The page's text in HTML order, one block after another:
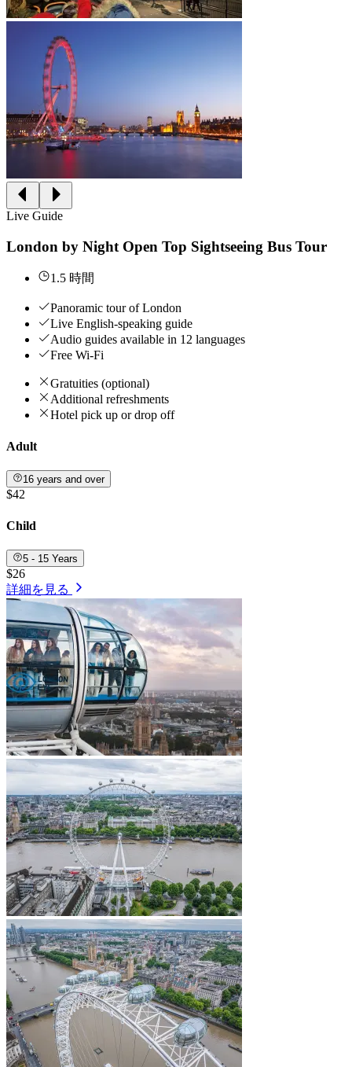
Live Guide
London by Night Open Top Sightseeing Bus Tour
1.5 時間
Panoramic tour of London
Live English-speaking guide
Audio guides available in 12 languages
Free Wi-Fi
Gratuities (optional)
Additional refreshments
Hotel pick up or drop off
Adult
16 years and over
$42
Child
5 - 15 Years
$26
詳細を見る